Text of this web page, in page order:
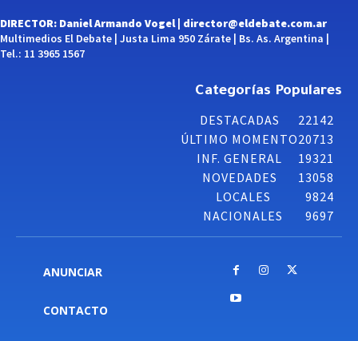
DIRECTOR: Daniel Armando Vogel | director@eldebate.com.ar
Multimedios El Debate | Justa Lima 950 Zárate | Bs. As. Argentina |
Tel.: 11 3965 1567
Categorías Populares
DESTACADAS
22142
ÚLTIMO MOMENTO20713
INF. GENERAL
19321
NOVEDADES
13058
LOCALES
9824
NACIONALES
9697
ANUNCIAR
CONTACTO